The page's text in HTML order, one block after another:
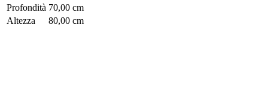
Profondità 70,00 cm
Altezza
80,00 cm